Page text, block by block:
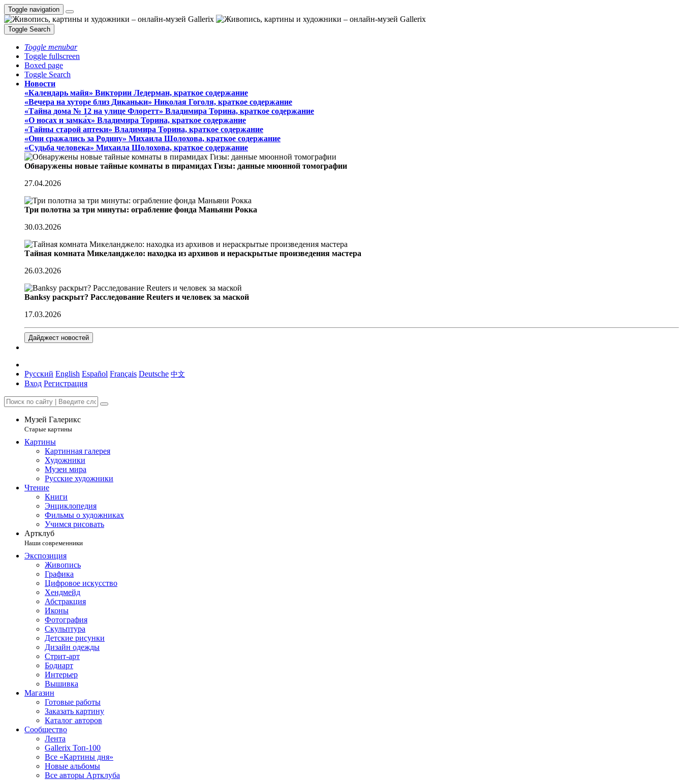
Toggle navigation
Toggle Search
Toggle menubar
Toggle fullscreen
Boxed page
Toggle Search
Новости
«Календарь майя» Виктории Ледерман, краткое содержание
«Вечера на хуторе близ Диканьки» Николая Гоголя, краткое содержание
«Тайна дома № 12 на улице Флоретт» Владимира Торина, краткое содержание
«О носах и замка́х» Владимира Торина, краткое содержание
«Тайны старой аптеки» Владимира Торина, краткое содержание
«Они сражались за Родину» Михаила Шолохова, краткое содержание
«Судьба человека» Михаила Шолохова, краткое содержание
Обнаружены новые тайные комнаты в пирамидах Гизы: данные мюонной томографии
27.04.2026
Три полотна за три минуты: ограбление фонда Маньяни Рокка
30.03.2026
Тайная комната Микеланджело: находка из архивов и нераскрытые произведения мастера
26.03.2026
Banksy раскрыт? Расследование Reuters и человек за маской
17.03.2026
Дайджест новостей
Русский English Español Français Deutsche 中文
Вход Регистрация
Музей Галерикс
Старые картины
Картины
Картинная галерея
Художники
Музеи мира
Русские художники
Чтение
Книги
Энциклопедия
Фильмы о художниках
Учимся рисовать
Артклуб
Наши современники
Экспозиция
Живопись
Графика
Цифровое искусство
Хендмейд
Абстракция
Иконы
Фотография
Скульптура
Детские рисунки
Дизайн одежды
Стрит-арт
Бодиарт
Интерьер
Вышивка
Магазин
Готовые работы
Заказать картину
Каталог авторов
Сообщество
Лента
Gallerix Топ-100
Все «Картины дня»
Новые альбомы
Все авторы Артклуба